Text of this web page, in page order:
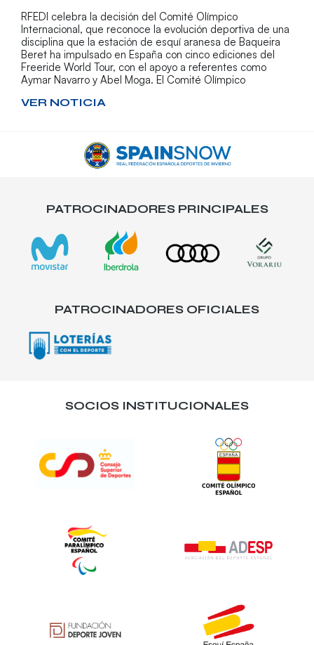
RFEDI celebra la decisión del Comité Olímpico
Internacional, que reconoce la evolución deportiva de una
disciplina que la estación de esquí aranesa de Baqueira
Beret ha impulsado en España con cinco ediciones del
Freeride World Tour, con el apoyo a referentes como
Aymar Navarro y Abel Moga. El Comité Olímpico
VER NOTICIA
PATROCINADORES PRINCIPALES
PATROCINADORES OFICIALES
SOCIOS INSTITUCIONALES